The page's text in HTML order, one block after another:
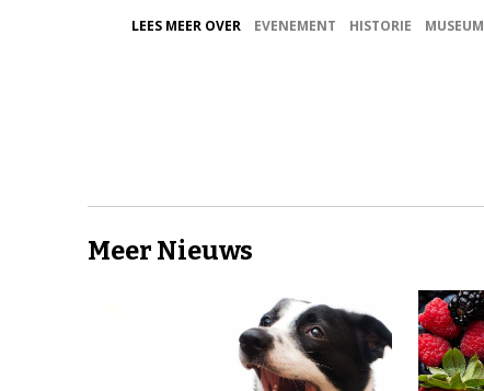
LEES MEER OVER EVENEMENT HISTORIE MUSEUM
Meer Nieuws